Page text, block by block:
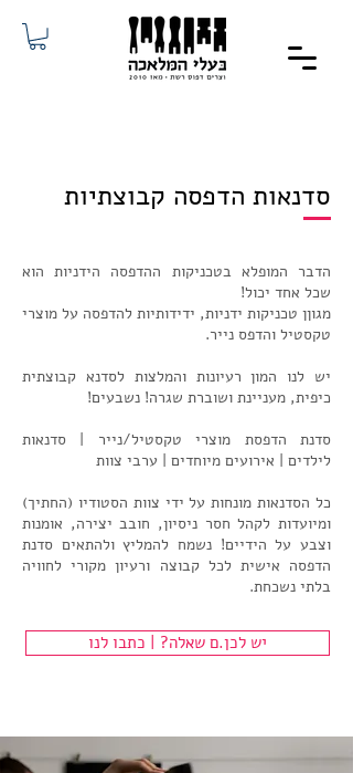
סדנאות הדפסה קבוצתיות
הדבר המופלא בטכניקות ההדפסה הידניות הוא
שכל אחד יכול!
מגוןן טכניקות ידניות, ידידותיות להדפסה על מוצרי
טקסטיל והדפס נייר.
יש לנו המון רעיונות והמלצות לסדנא קבוצתית
כיפית, מעניינת ושוברת שגרה! נשבעים!
סדנת הדפסת מוצרי טקסטיל/נייר | ​סדנאות
לילדים | אירועים מיוחדים | ערבי צוות
​כל הסדנאות מונחות על ידי צוות הסטודיו (החתיך)
ומיועדות לקהל חסר ניסיון, חובב יצירה, אומנות
וצבע על הידיים! נשמח להמליץ ולהתאים סדנת
הדפסה אישית לכל קבוצה ורעיון מקורי לחוויה
בלתי נשכחת.
יש לכן.ם שאלה? | כתבו לנו